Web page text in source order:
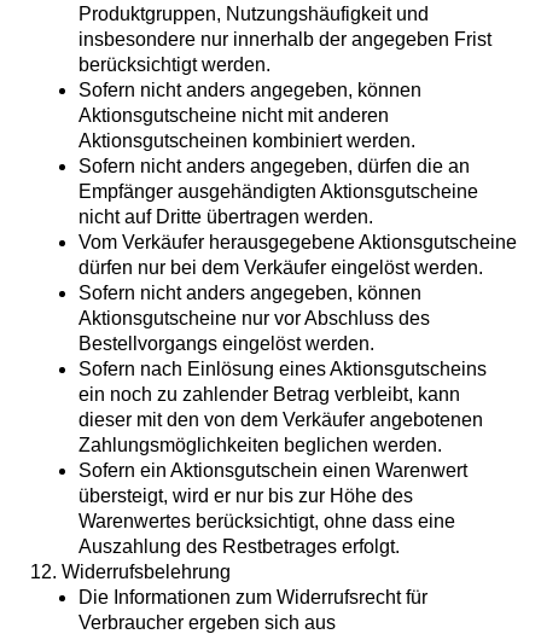
Produktgruppen, Nutzungshäufigkeit und
insbesondere nur innerhalb der angegeben Frist
berücksichtigt werden.
Sofern nicht anders angegeben, können
Aktionsgutscheine nicht mit anderen
Aktionsgutscheinen kombiniert werden.
Sofern nicht anders angegeben, dürfen die an
Empfänger ausgehändigten Aktionsgutscheine
nicht auf Dritte übertragen werden.
Vom Verkäufer herausgegebene Aktionsgutscheine
dürfen nur bei dem Verkäufer eingelöst werden.
Sofern nicht anders angegeben, können
Aktionsgutscheine nur vor Abschluss des
Bestellvorgangs eingelöst werden.
Sofern nach Einlösung eines Aktionsgutscheins
ein noch zu zahlender Betrag verbleibt, kann
dieser mit den von dem Verkäufer angebotenen
Zahlungsmöglichkeiten beglichen werden.
Sofern ein Aktionsgutschein einen Warenwert
übersteigt, wird er nur bis zur Höhe des
Warenwertes berücksichtigt, ohne dass eine
Auszahlung des Restbetrages erfolgt.
12. Widerrufsbelehrung
Die Informationen zum Widerrufsrecht für
Verbraucher ergeben sich aus